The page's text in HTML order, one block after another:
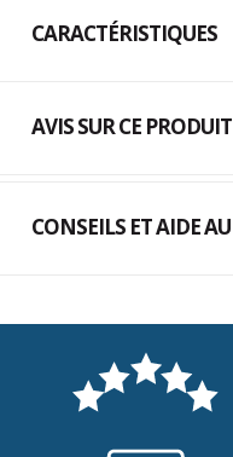
CARACTÉRISTIQUES
AVIS SUR CE PRODUIT
CONSEILS ET AIDE